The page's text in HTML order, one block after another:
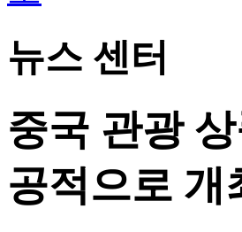
뉴스 센터
중국 관광
공적으로 개